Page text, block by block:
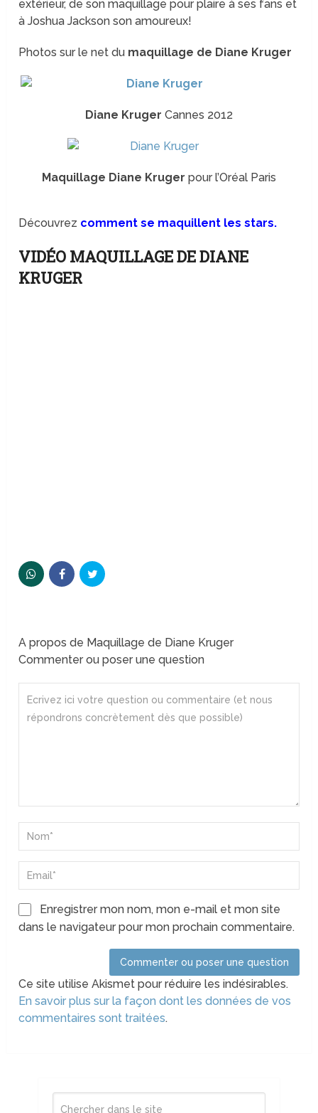
extérieur, de son maquillage pour plaire à ses fans et
à Joshua Jackson son amoureux!
Photos sur le net du maquillage de Diane Kruger
Diane Kruger Cannes 2012
Maquillage Diane Kruger pour l’Oréal Paris
Découvrez comment se maquillent les stars.
VIDÉO MAQUILLAGE DE DIANE
KRUGER
A propos de Maquillage de Diane Kruger
Commenter ou poser une question
Enregistrer mon nom, mon e-mail et mon site
dans le navigateur pour mon prochain commentaire.
Ce site utilise Akismet pour réduire les indésirables.
En savoir plus sur la façon dont les données de vos
commentaires sont traitées.